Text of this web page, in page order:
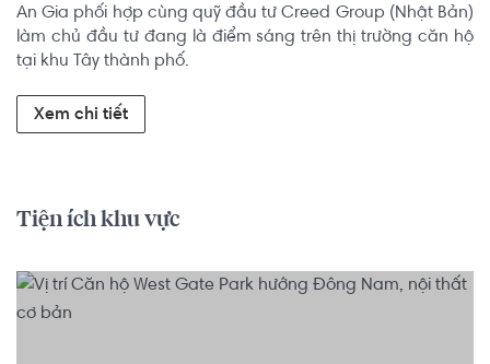
An Gia phối hợp cùng quỹ đầu tư Creed Group (Nhật Bản)
làm chủ đầu tư đang là điểm sáng trên thị trường căn hộ
tại khu Tây thành phố.
Xem chi tiết
Tiện ích khu vực